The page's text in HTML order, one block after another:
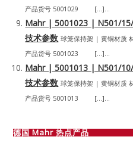
产品货号 5001029 […]...
Mahr | 5001023 | N501/
技术参数 球笼保持架 | 黄铜材质
产品货号 5001023 […]...
Mahr | 5001013 | N501/
技术参数 球笼保持架 | 黄铜材质
产品货号 5001013 […]...
德国 Mahr 热点产品